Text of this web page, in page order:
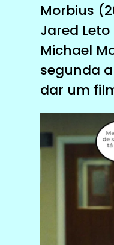
Morbius
Jared
Michael
segunda
dar um